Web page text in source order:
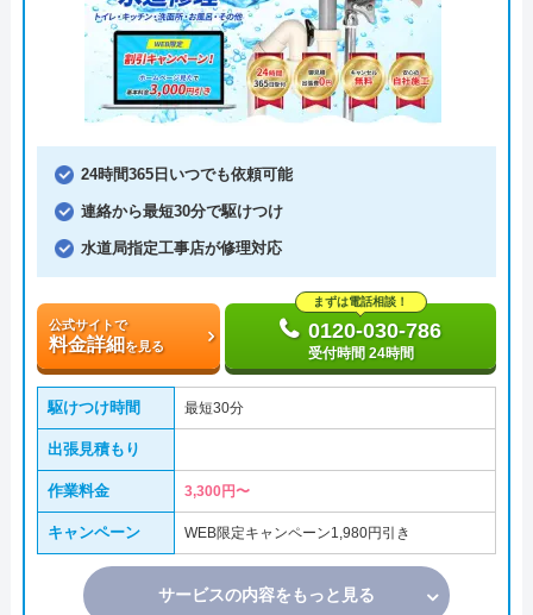
24時間365日いつでも依頼可能
連絡から最短30分で駆けつけ
水道局指定工事店が修理対応
公式サイトで
料金詳細を見る
まずは電話相談！
0120-030-786
受付時間 24時間
駆けつけ時間 最短30分
出張見積もり
作業料金 3,300円〜
キャンペーン WEB限定キャンペーン1,980円引き
サービスの内容をもっと見る